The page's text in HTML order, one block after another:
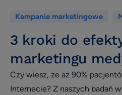
Quiz
Opieka klienta
Wywiad
patient experience
Kampanie marketingowe
3 kroki do
marketingu
Czy wiesz, że aż 90%
Internecie? Z naszych badań